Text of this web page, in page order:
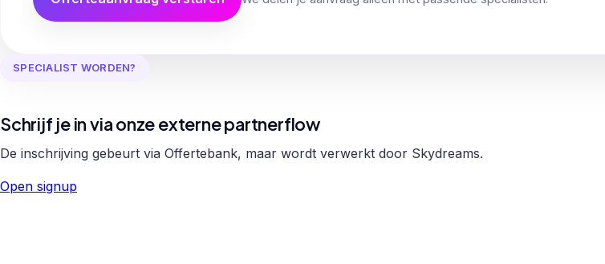
SPECIALIST WORDEN?
Schrijf je in via onze externe partnerflow
De inschrijving gebeurt via Offertebank, maar wordt verwerkt door Skydreams.
Open signup